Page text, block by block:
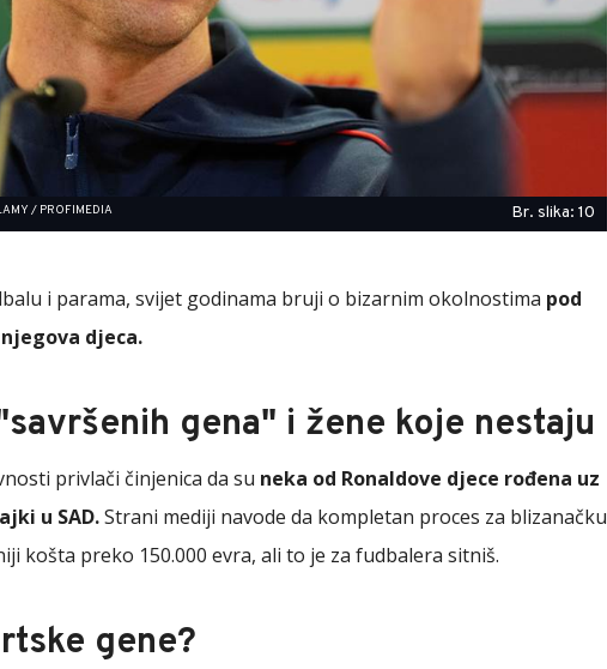
/ PROFIMEDIA Br. slika: 10
i parama, svijet godinama bruji o bizarnim okolnostima pod
djeca.
gena" i žene koje nestaju
privlači činjenica da su neka od Ronaldove djece rođena uz
u SAD.Strani mediji navode da kompletan proces za blizanačku
košta preko 150.000 evra, ali to je za fudbalera sitniš.
gene?